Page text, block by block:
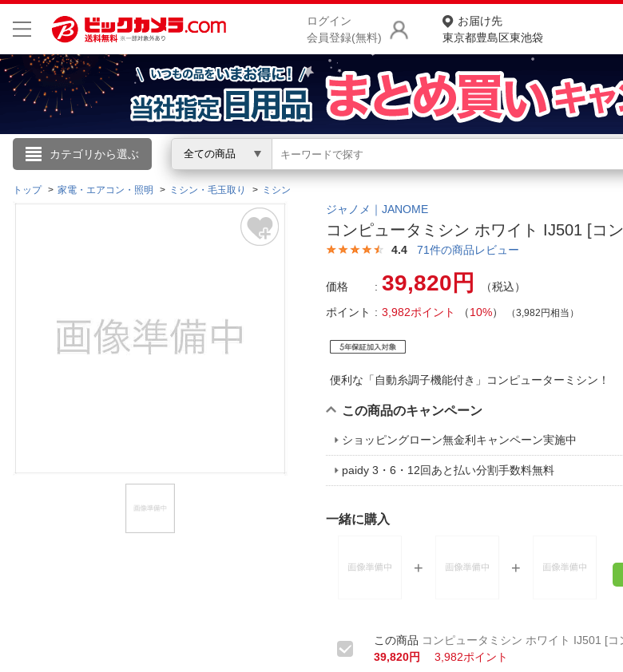
ログイン
会員登録(無料)
お届け先
東京都豊島区東池袋
カテゴリから選ぶ 全ての商品
こんにちは
ログイン
閲覧履歴
商品をさがす
ランキングからさがす
カテゴリ一覧からさがす
お客様サポート
トップ 家電・エアコン・照明 ミシン・毛玉取り ミシン
ジャノメ｜JANOME
コンピュータミシン ホワイト IJ501 [コ
4.4 71件の商品レビュー
価格 39,820円
（税込）
ポイント
3,982ポイント （10%） （3,982円相当）
便利な「自動糸調子機能付き」コンピューターミシン
この商品のキャンペーン
ショッピングローン無金利キャンペーン実施中
paidy 3・6・12回あと払い分割手数料無料
一緒に購入
コンピュータミシン ホワイト IJ501 [コ
39,820円
3,982ポイント